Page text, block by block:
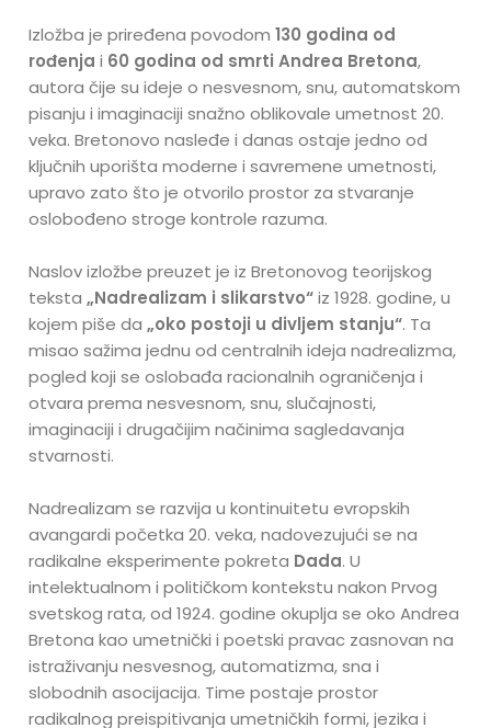
Izložba je priređena povodom130 godina od
rođenja i 60 godina od smrti Andrea Bretona,
autora čije su ideje o nesvesnom, snu, automatskom
pisanju i imaginaciji snažno oblikovale umetnost 20.
veka. Bretonovo nasleđe i danas ostaje jedno od
ključnih uporišta moderne i savremene umetnosti,
upravo zato što je otvorilo prostor za stvaranje
oslobođeno stroge kontrole razuma.
Naslov izložbe preuzet je iz Bretonovog teorijskog
teksta„Nadrealizam i slikarstvo“iz 1928. godine, u
kojem piše da„oko postoji u divljem stanju“. Ta
misao sažima jednu od centralnih ideja nadrealizma,
pogled koji se oslobađa racionalnih ograničenja i
otvara prema nesvesnom, snu, slučajnosti,
imaginaciji i drugačijim načinima sagledavanja
stvarnosti.
Nadrealizam se razvija u kontinuitetu evropskih
avangardi početka 20. veka, nadovezujući se na
radikalne eksperimente pokreta Dada. U
intelektualnom i političkom kontekstu nakon Prvog
svetskog rata, od 1924. godine okuplja se oko Andrea
Bretona kao umetnički i poetski pravac zasnovan na
istraživanju nesvesnog, automatizma, sna i
slobodnih asocijacija. Time postaje prostor
radikalnog preispitivanja umetničkih formi, jezika i